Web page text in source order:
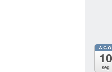
AGO
10
seg